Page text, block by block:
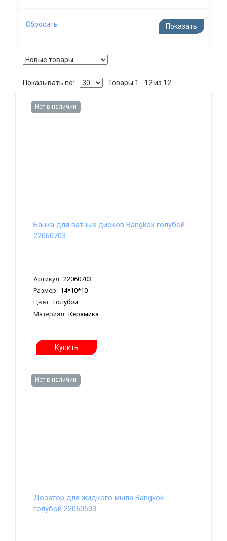
Товары 1 - 12 из 12
Показывать по:
Нет в наличии
Банка для ватных дисков Bangkok голубой
22060703
Артикул: 22060703
Размер: 14*10*10
Цвет: голубой
Материал: Керамика
Купить
Нет в наличии
Дозатор для жидкого мыла Bangkok
голубой 22060503